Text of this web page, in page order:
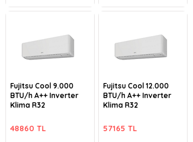
Fujitsu Cool 9.000
BTU/h A++ Inverter
Klima R32
48860 TL
Fujitsu Cool 12.000
BTU/h A++ Inverter
Klima R32
57165 TL